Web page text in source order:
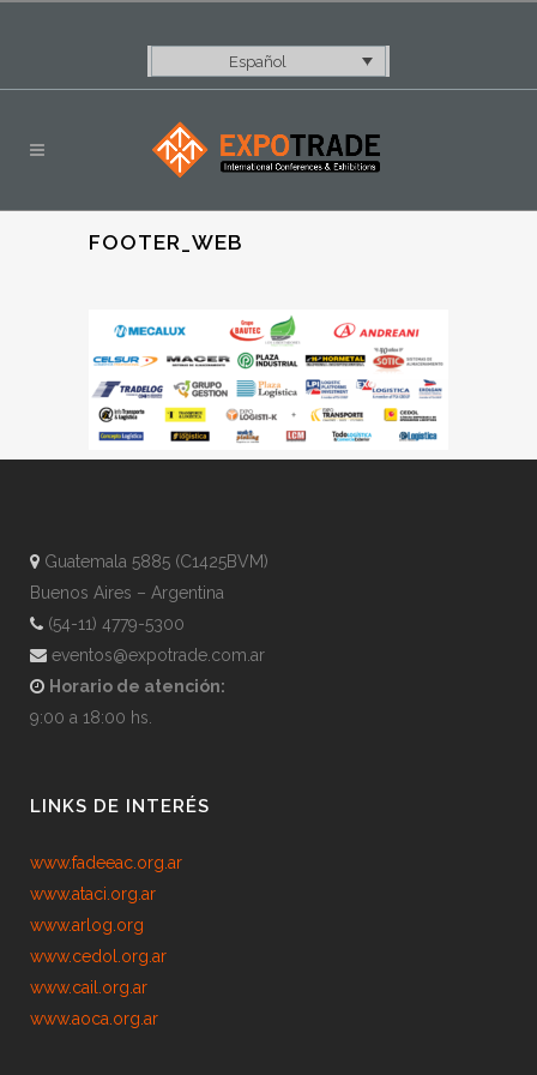
Español
FOOTER_WEB
Guatemala 5885 (C1425BVM)
Buenos Aires – Argentina
(54-11) 4779-5300
eventos@expotrade.com.ar
Horario de atención:
9:00 a 18:00 hs.
LINKS DE INTERÉS
www.fadeeac.org.ar
www.ataci.org.ar
www.arlog.org
www.cedol.org.ar
www.cail.org.ar
www.aoca.org.ar